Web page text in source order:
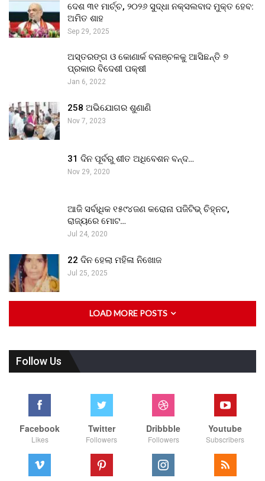
ଦେଶ ୩୧ ମାର୍ଚ୍ଚ, ୨୦୨୬ ସୁଦ୍ଧା ନକ୍ସଲବାଦ ମୁକ୍ତ ହେବ:
ଅମିତ ଶାହ
Sep 29, 2025
ଅସ୍ତରଙ୍ଗ ଓ କୋଣାର୍କ ବନାଞ୍ଚଳକୁ ଆସିଛନ୍ତି ୭
ପ୍ରକାର ବିଦେଶୀ ପକ୍ଷୀ
Jan 6, 2022
258 ଅଭିଯୋଗର ଶୁଣାଣି
Nov 7, 2023
31 ଦିନ ପୂର୍ବରୁ ଶୀତ ଅଧିବେଶନ ବନ୍ଦ…
Nov 29, 2020
ଆଜି ସର୍ବାଧିକ ୧୫୯୪ଜଣ କରୋନା ପଜିଟିଭ୍ ଚିହ୍ନଟ,
ରାଜ୍ୟରେ ମୋଟ…
Jul 24, 2020
22 ଦିନ ହେଲା ମହିଳା ନିଖୋଜ
Jul 25, 2025
LOAD MORE POSTS
Follow Us
Facebook
Likes
Twitter
Followers
Dribbble
Followers
Youtube
Subscribers